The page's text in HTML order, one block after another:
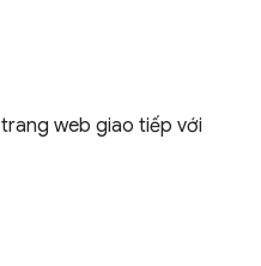
web giao tiếp với